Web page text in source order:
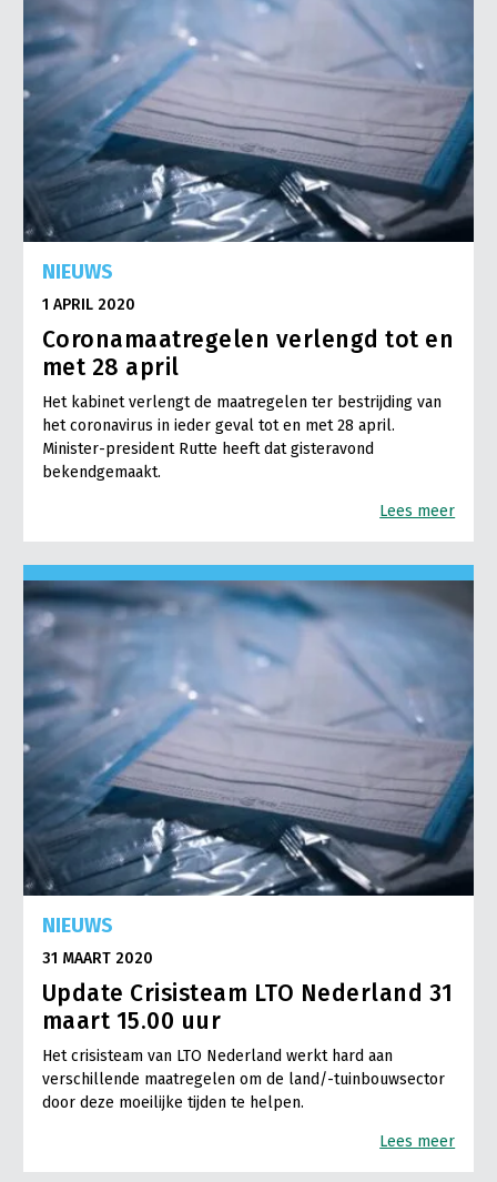
NIEUWS
1 APRIL 2020
Coronamaatregelen verlengd tot en
met 28 april
Het kabinet verlengt de maatregelen ter bestrijding van
het coronavirus in ieder geval tot en met 28 april.
Minister-president Rutte heeft dat gisteravond
bekendgemaakt.
Lees meer
NIEUWS
31 MAART 2020
Update Crisisteam LTO Nederland 31
maart 15.00 uur
Het crisisteam van LTO Nederland werkt hard aan
verschillende maatregelen om de land/-tuinbouwsector
door deze moeilijke tijden te helpen.
Lees meer